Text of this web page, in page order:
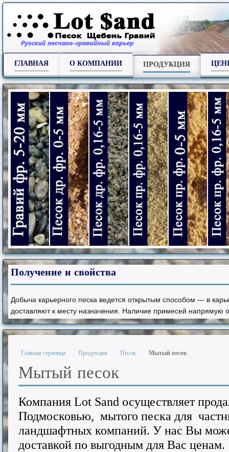
ГЛАВНАЯ О КОМПАНИИ ПРОДУКЦИЯ
Гравий фракции 5-20 мм.
Песок из отсевов дробления фр. 0-5 мм.
Песок из отсевов дробления
Песок из отсевов
Песок
Получение и свойства
Добыча карьерного песка ведется открытым способом — в
доставляют к месту назначения. Наличие примесей напрямую
Главная страница Продукция Песок Мытый песок
Мытый песок
Компания Lot Sand осуществляет
Подмосковью, мытого песка для
ландшафтных компаний. У нас Вы
доставкой по выгодным для Вас ценам.